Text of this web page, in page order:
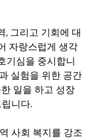
, 그리고 기회에 대
자랑스럽게 생각
기심을 중시합니
실험을 위한 공간
일을 하고 성장
니다.
사회 복지를 강조